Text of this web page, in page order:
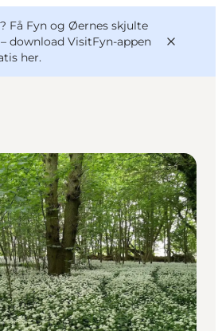
Få Fyn og Øernes skjulte
download VisitFyn-appen
her.